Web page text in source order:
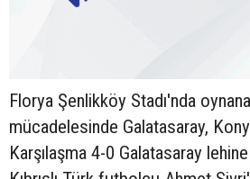
Florya Şenlikköy Stadı'nda
mücadelesinde Galatasaray,
Karşılaşma 4-0 Galatasaray